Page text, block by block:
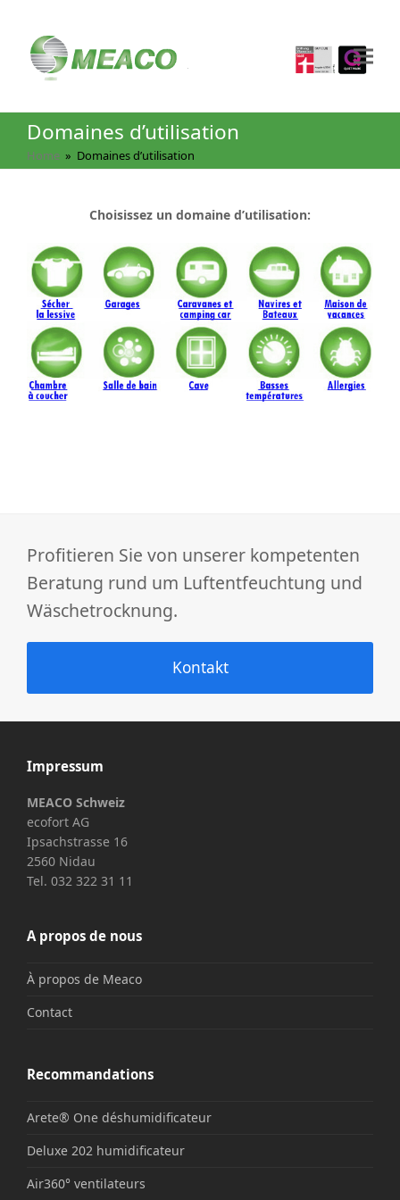
Domaines d’utilisation
Home » Domaines d’utilisation
Choisissez un domaine d’utilisation:
Profitieren Sie von unserer kompetenten
Beratung rund um Luftentfeuchtung und
Wäschetrocknung.
Kontakt
Impressum
MEACO Schweiz
ecofort AG
Ipsachstrasse 16
2560 Nidau
Tel. 032 322 31 11
A propos de nous
À propos de Meaco
Contact
Recommandations
Arete® One déshumidificateur
Deluxe 202 humidificateur
Air360° ventilateurs